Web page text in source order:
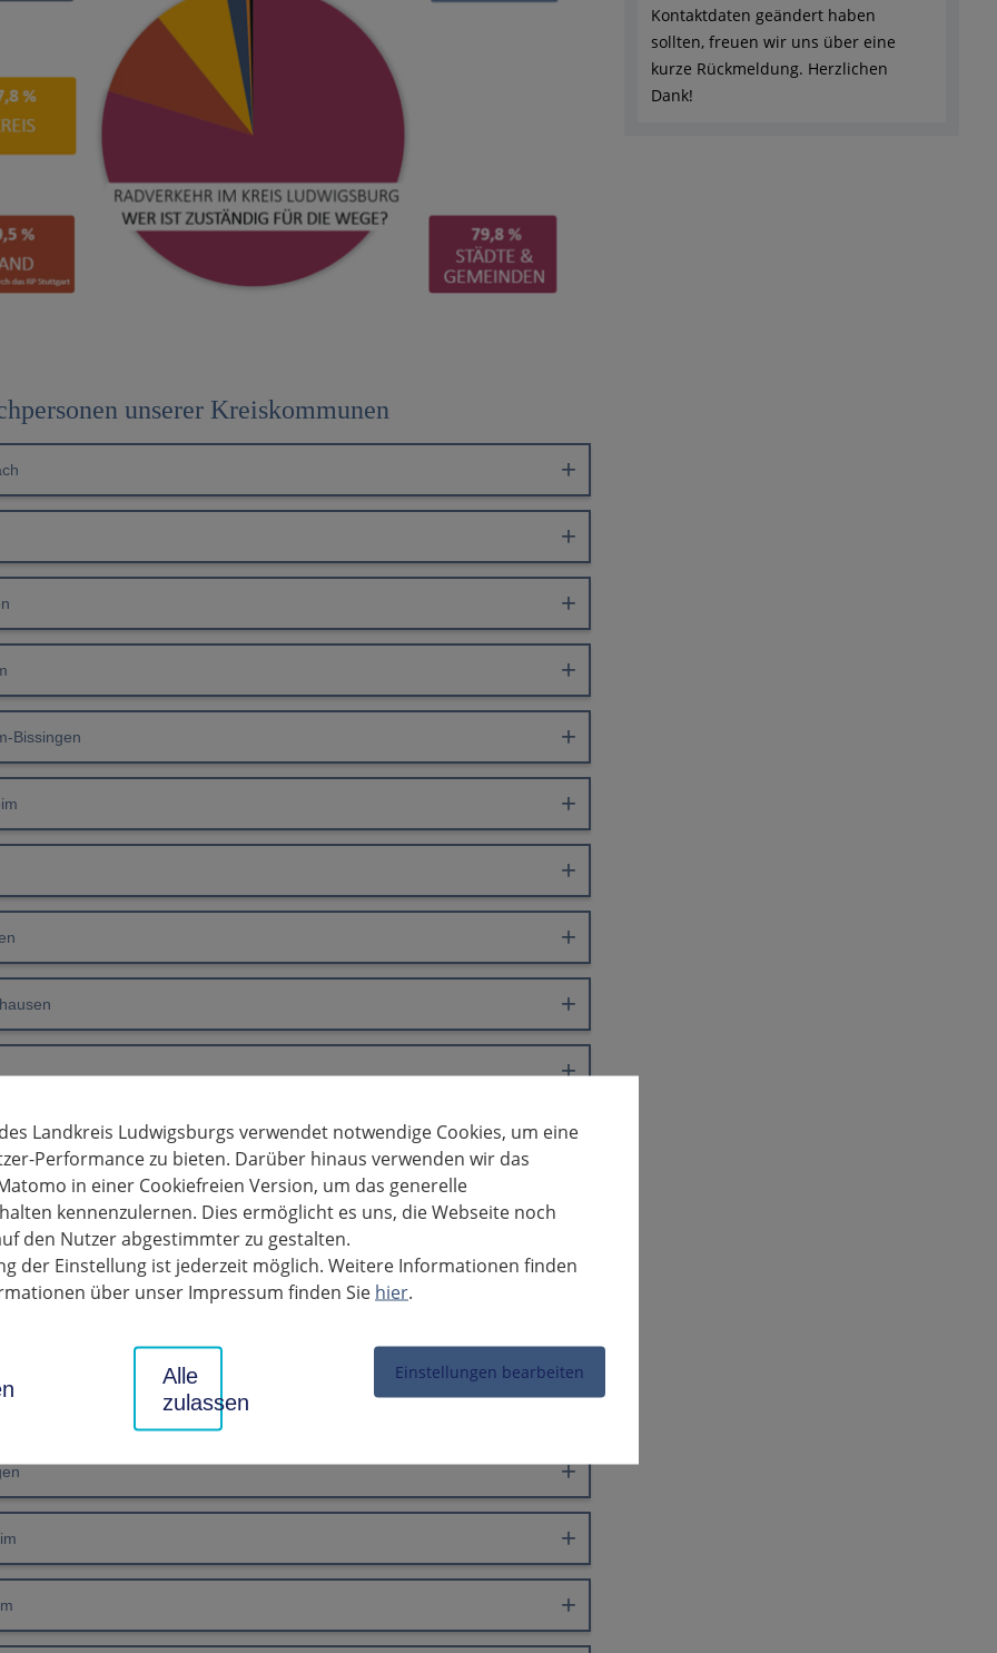
unserer Kreiskommunen
Bissingen
Neckar
Kontaktdaten geändert haben
sollten, freuen wir uns über eine
kurze Rückmeldung. Herzlichen
Dank!
Landkreis Ludwigsburgs verwendet notwendige Cookies, um eine
Performance zu bieten. Darüber hinaus verwenden wir das
in einer Cookiefreien Version, um das generelle
kennenzulernen. Dies ermöglicht es uns, die Webseite noch
den Nutzer abgestimmter zu gestalten.
der Einstellung ist jederzeit möglich. Weitere Informationen finden
über unser Impressum finden Sie hier.
Einstellungen bearbeiten
Alle
zulassen